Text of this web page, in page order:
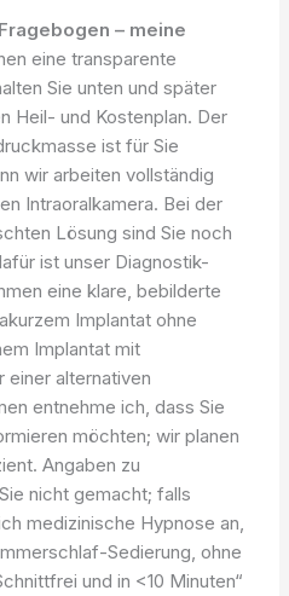
– meine
eine transparente
Sie unten und später
Heil- und Kostenplan. Der
ist für Sie
wir arbeiten vollständig
Intraoralkamera. Bei der
Lösung sind Sie noch
ist unser Diagnostik-
eine klare, bebilderte
Implantat ohne
Implantat mit
alternativen
entnehme ich, dass Sie
möchten; wir planen
Angaben zu
nicht gemacht; falls
medizinische Hypnose an,
Sedierung, ohne
und in <10 Minuten“